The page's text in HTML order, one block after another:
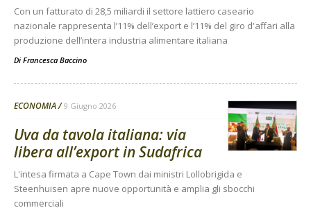
Con un fatturato di 28,5 miliardi il settore lattiero caseario
nazionale rappresenta l’11% dell’export e l’11% del giro d'affari alla
produzione dell’intera industria alimentare italiana
Di Francesca Baccino
ECONOMIA 9 Giugno 2026
Uva da tavola italiana: via
libera all’export in Sudafrica
L'intesa firmata a Cape Town dai ministri Lollobrigida e
Steenhuisen apre nuove opportunità e amplia gli sbocchi
commerciali